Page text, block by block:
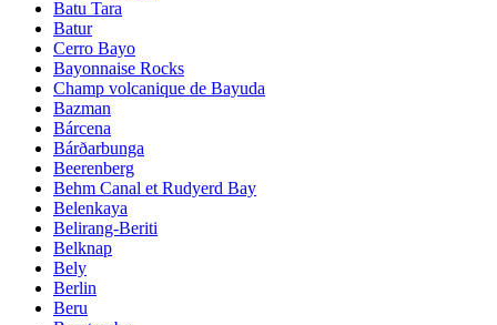
Batu Tara
Batur
Cerro Bayo
Bayonnaise Rocks
Champ volcanique de Bayuda
Bazman
Bárcena
Bárðarbunga
Beerenberg
Behm Canal et Rudyerd Bay
Belenkaya
Belirang-Beriti
Belknap
Bely
Berlin
Beru